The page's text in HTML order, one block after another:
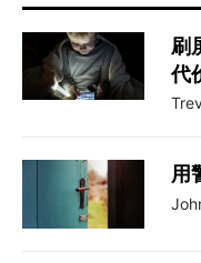
刷
代
用